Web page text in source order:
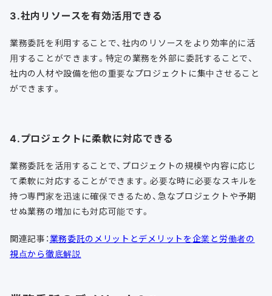
3.社内リソースを有効活用できる
業務委託を利用することで、社内のリソースをより効率的に活
用することができます。特定の業務を外部に委託することで、
社内の人材や設備を他の重要なプロジェクトに集中させること
ができます。
4.プロジェクトに柔軟に対応できる
業務委託を活用することで、プロジェクトの規模や内容に応じ
て柔軟に対応することができます。必要な時に必要なスキルを
持つ専門家を迅速に確保できるため、急なプロジェクトや予期
せぬ業務の増加にも対応可能です。
関連記事：業務委託のメリットとデメリットを企業と労働者の
視点から徹底解説